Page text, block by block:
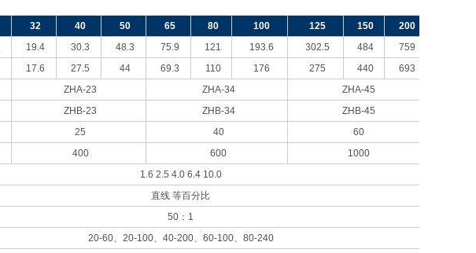
32 40 50 65 80 100 125 150
200
19.4 30.3 48.3 75.9 121 193.6 302.5 484
759
17.6 27.5 44 69.3 110 176 275 440
693
ZHA-23 ZHA-34
ZHA-45
ZHB-23 ZHB-34
ZHB-45
25 40
60
400 600
1000
1.6 2.5 4.0 6.4 10.0
直线 等百分比
50 ：1
20-60、20-100、40-200、60-100、80-240